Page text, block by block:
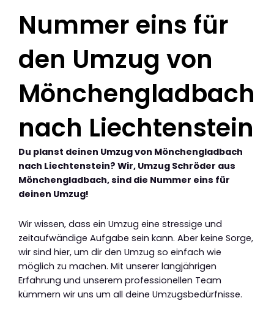
Nummer eins für
den Umzug von
Mönchengladbach
nach Liechtenstein
Du planst deinen Umzug von Mönchengladbach
nach Liechtenstein? Wir, Umzug Schröder aus
Mönchengladbach, sind die Nummer eins für
deinen Umzug!
Wir wissen, dass ein Umzug eine stressige und
zeitaufwändige Aufgabe sein kann. Aber keine Sorge,
wir sind hier, um dir den Umzug so einfach wie
möglich zu machen. Mit unserer langjährigen
Erfahrung und unserem professionellen Team
kümmern wir uns um all deine Umzugsbedürfnisse.